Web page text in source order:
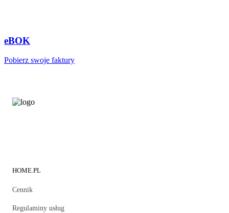
eBOK
Pobierz swoje faktury
HOME.PL
Cennik
Regulaminy usług